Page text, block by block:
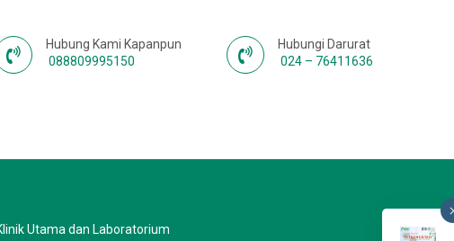
Hubungi Darurat
024 – 76411636
Hubung Kami Kapanpun
088809995150
Utama dan Laboratorium